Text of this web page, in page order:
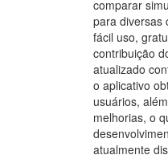
comparar
para diversas
fácil uso,
contribuição
atualizado
o aplicativo
usuários,
melhorias, o
atualmente